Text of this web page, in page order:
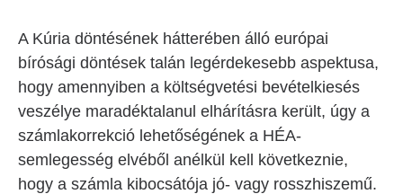
A Kúria döntésének hátterében álló európai
bírósági döntések talán legérdekesebb aspektusa,
hogy amennyiben a költségvetési bevételkiesés
veszélye maradéktalanul elhárításra került, úgy a
számlakorrekció lehetőségének a HÉA-
semlegesség elvéből anélkül kell következnie,
hogy a számla kibocsátója jó- vagy rosszhiszemű.